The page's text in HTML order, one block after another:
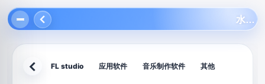
返回 FL studio 应用软件 音乐制作软件 其他
水果安卓版 Image-Line FL Studio Mobile v4.1.4 (All Unlocked) for Android